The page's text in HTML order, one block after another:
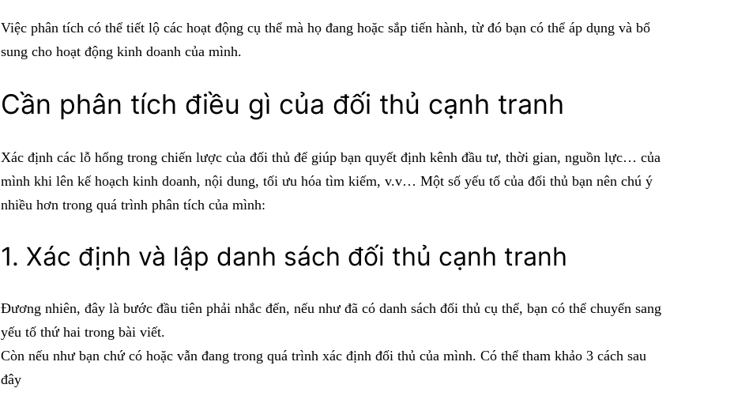
Việc phân tích có thể tiết lộ các hoạt động cụ thể mà họ đang hoặc sắp tiến hành, từ đó bạn có thể áp dụng và bổ
sung cho hoạt động kinh doanh của mình.
Cần phân tích điều gì của đối thủ cạnh tranh
Xác định các lỗ hổng trong chiến lược của đối thủ để giúp bạn quyết định kênh đầu tư, thời gian, nguồn lực… của
mình khi lên kế hoạch kinh doanh, nội dung, tối ưu hóa tìm kiếm, v.v… Một số yếu tố của đối thủ bạn nên chú ý
nhiều hơn trong quá trình phân tích của mình:
1. Xác định và lập danh sách đối thủ cạnh tranh
Đương nhiên, đây là bước đầu tiên phải nhắc đến, nếu như đã có danh sách đối thủ cụ thể, bạn có thể chuyển sang
yếu tố thứ hai trong bài viết.
Còn nếu như bạn chứ có hoặc vẫn đang trong quá trình xác định đối thủ của mình. Có thể tham khảo 3 cách sau
đây